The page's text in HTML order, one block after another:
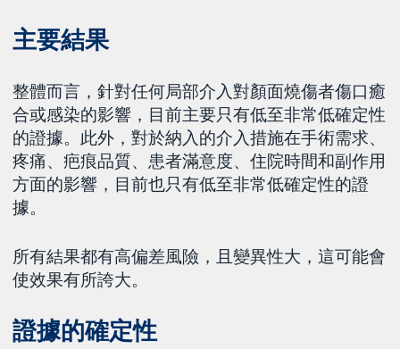
主要結果
整體而言，針對任何局部介入對顏面燒傷者傷口癒
合或感染的影響，目前主要只有低至非常低確定性
的證據。此外，對於納入的介入措施在手術需求、
疼痛、疤痕品質、患者滿意度、住院時間和副作用
方面的影響，目前也只有低至非常低確定性的證
據。
所有結果都有高偏差風險，且變異性大，這可能會
使效果有所誇大。
證據的確定性